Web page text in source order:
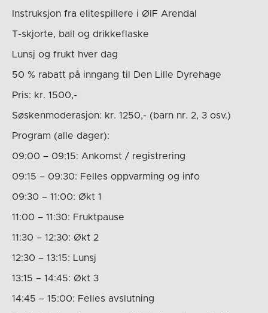
Instruksjon fra elitespillere i ØIF Arendal
T-skjorte, ball og drikkeflaske
Lunsj og frukt hver dag
50 % rabatt på inngang til Den Lille Dyrehage
Pris: kr. 1500,-
Søskenmoderasjon: kr. 1250,- (barn nr. 2, 3 osv.)
Program (alle dager):
09:00 – 09:15: Ankomst / registrering
09:15 – 09:30: Felles oppvarming og info
09:30 – 11:00: Økt 1
11:00 – 11:30: Fruktpause
11:30 – 12:30: Økt 2
12:30 – 13:15: Lunsj
13:15 – 14:45: Økt 3
14:45 – 15:00: Felles avslutning